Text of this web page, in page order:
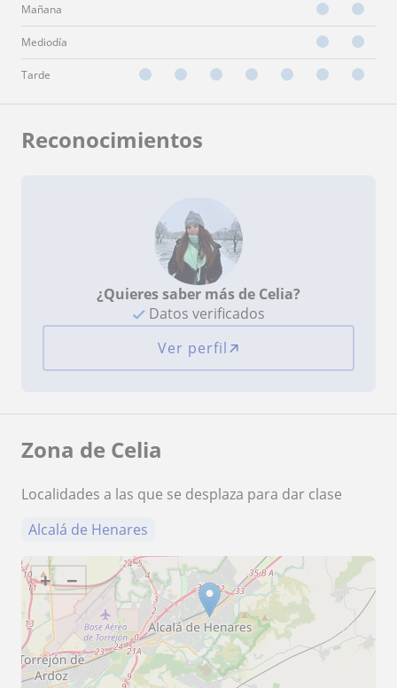
Mañana
Mediodía
Tarde
Reconocimientos
¿Quieres saber más de Celia?
Datos verificados
Ver perfil
Zona de Celia
Localidades a las que se desplaza para dar clase
Alcalá de Henares
+ −